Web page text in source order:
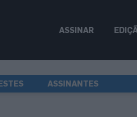
ASSINAR
ASSINANTES